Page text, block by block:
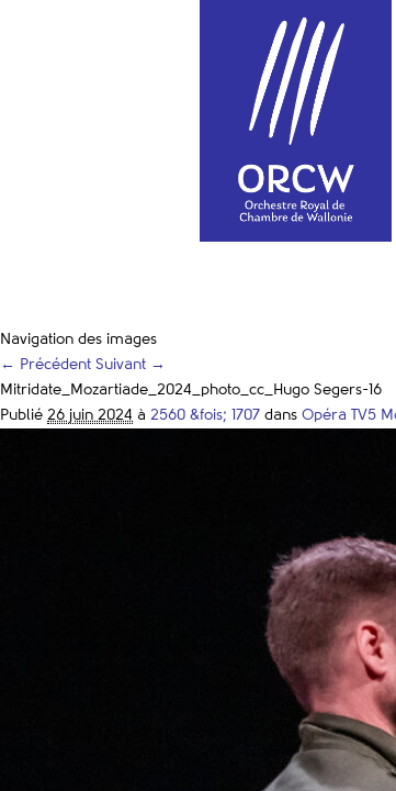
Navigation des images
← Précédent Suivant →
Mitridate_Mozartiade_2024_photo_cc_Hugo Segers-16
Publié 26 juin 2024 à 2560 &fois; 1707 dans Opéra TV5